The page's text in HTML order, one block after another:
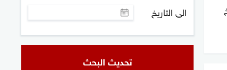
الى التاريخ
تحديث البحث